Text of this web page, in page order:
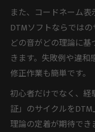
また、コードネーム表
DTMソフトならではの
どの音がどの理論に
きます。失敗例や違和
修正作業も簡単です。
初心者だけでなく、
証」のサイクルを
理論の定着が期待で